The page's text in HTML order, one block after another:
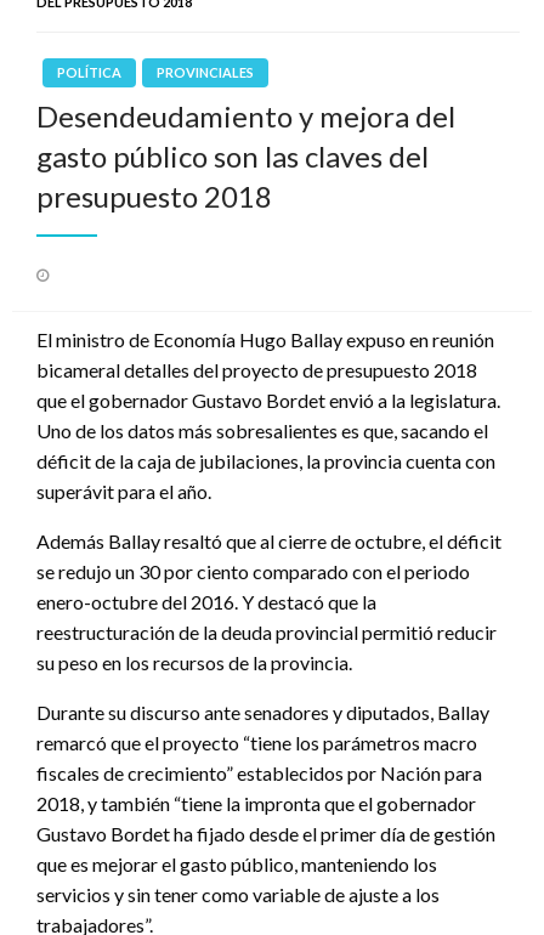
POLÍTICA PROVINCIALES
Desendeudamiento y mejora del
gasto público son las claves del
presupuesto 2018
El ministro de Economía Hugo Ballay expuso en reunión
bicameral detalles del proyecto de presupuesto 2018
que el gobernador Gustavo Bordet envió a la legislatura.
Uno de los datos más sobresalientes es que, sacando el
déficit de la caja de jubilaciones, la provincia cuenta con
superávit para el año.
Además Ballay resaltó que al cierre de octubre, el déficit
se redujo un 30 por ciento comparado con el periodo
enero-octubre del 2016. Y destacó que la
reestructuración de la deuda provincial permitió reducir
su peso en los recursos de la provincia.
Durante su discurso ante senadores y diputados, Ballay
remarcó que el proyecto “tiene los parámetros macro
fiscales de crecimiento” establecidos por Nación para
2018, y también “tiene la impronta que el gobernador
Gustavo Bordet ha fijado desde el primer día de gestión
que es mejorar el gasto público, manteniendo los
servicios y sin tener como variable de ajuste a los
trabajadores”.